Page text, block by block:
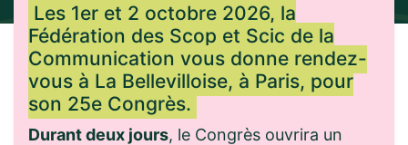
Les 1er et 2 octobre 2026, la
Fédération des Scop et Scic de la
Communication vous donne rendez-
vous à La Bellevilloise, à Paris, pour
son 25e Congrès.
Durant deux jours, le Congrès ouvrira un